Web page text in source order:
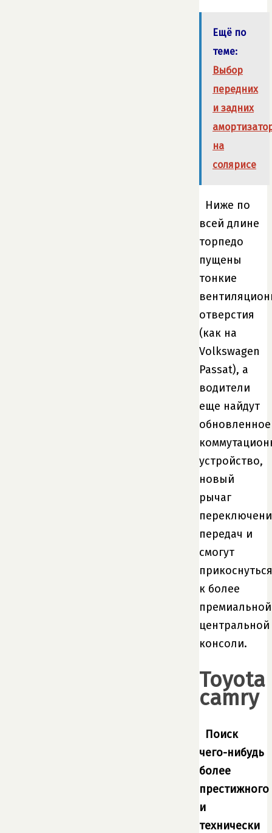
Ещё по
теме:
Выбор
передних
и задних
на
солярисе
Ниже по
всей длине
торпедо
пущены
тонкие
отверстия
(как на
Volkswagen
Passat), а
водители
еще найдут
обновленное
устройство,
новый
рычаг
передач и
смогут
прикоснуться
к более
премиальной
центральной
консоли.
Toyota
camry
Поиск
чего-нибудь
более
престижного
и
технически